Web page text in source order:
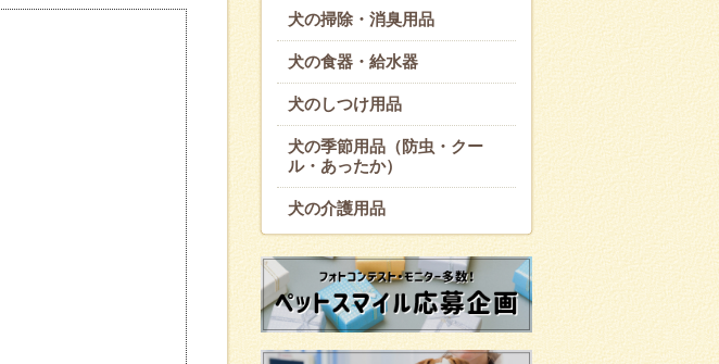
犬の掃除・消臭用品
犬の食器・給水器
犬のしつけ用品
犬の季節用品（防虫・クー
ル・あったか）
犬の介護用品